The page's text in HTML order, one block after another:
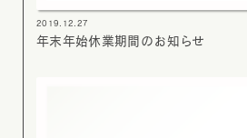
2019.12.27
年末年始休業期間のお知らせ